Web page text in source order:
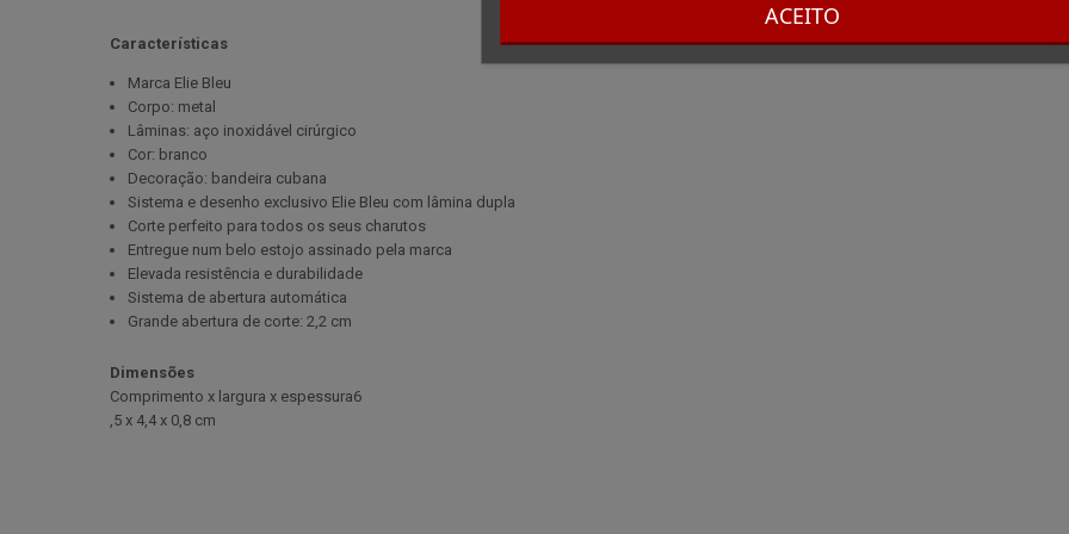
ACEITO
Características
Marca Elie Bleu
Corpo: metal
Lâminas: aço inoxidável cirúrgico
Cor: branco
Decoração: bandeira cubana
Sistema e desenho exclusivo Elie Bleu com lâmina dupla
Corte perfeito para todos os seus charutos
Entregue num belo estojo assinado pela marca
Elevada resistência e durabilidade
Sistema de abertura automática
Grande abertura de corte: 2,2 cm
Dimensões
Comprimento x largura x espessura6
,5 x 4,4 x 0,8 cm